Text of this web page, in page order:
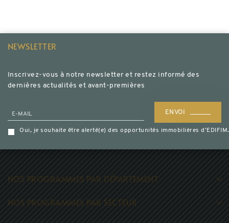
NEWSLETTER
Inscrivez-vous à notre newsletter et restez informé des
dernières actualités et avant-premières
E-MAIL ENVOI
Oui, je souhaite être alerté(e) des opportunités immobilières
NOS PROGRAMMES PAR DÉPARTEMENT
Programme neuf Savoie (73)
NOS PROGRAMMES PAR SECTEUR